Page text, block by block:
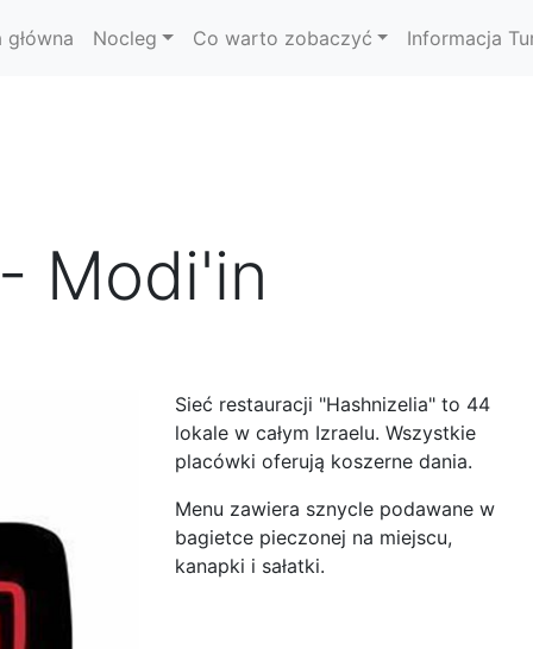
Nocleg Co warto zobaczyć Informacja
Modi'in
Sieć restauracji "Hashnizelia" to 44
lokale w całym Izraelu. Wszystkie
placówki oferują koszerne dania.
Menu zawiera sznycle podawane w
bagietce pieczonej na miejscu,
kanapki i sałatki.